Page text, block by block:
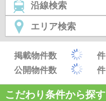
沿線検索
エリア検索
掲載物件数 件
公開物件数
件
こだわり条件から探す